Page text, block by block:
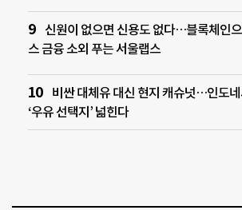
신원이 없으면 신용도 없다…블록체인
스 금융 소외 푸는 서울랩스
비싼 대체유 대신 현지 캐슈넛…인도네
‘우유 선택지’ 넓힌다